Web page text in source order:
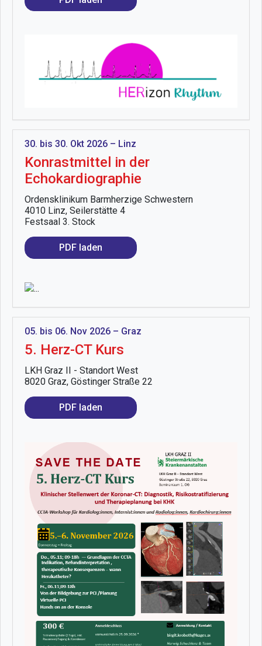
30. bis 30. Okt 2026 – Linz
Konrastmittel in der
Echokardiographie
Ordensklinikum Barmherzige Schwestern
4010 Linz, Seilerstätte 4
Festsaal 3. Stock
PDF laden
05. bis 06. Nov 2026 – Graz
5. Herz-CT Kurs
LKH Graz II - Standort West
8020 Graz, Göstinger Straße 22
PDF laden